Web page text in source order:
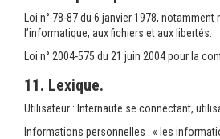
Loi n° 78-87 du 6 janvier 1978,
l’informatique, aux fichiers et aux libertés.
Loi n° 2004-575 du 21 juin 2004 pour la
11. Lexique.
Utilisateur : Internaute se connectant,
Informations personnelles : « les